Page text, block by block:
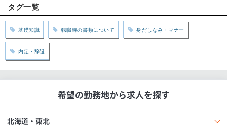
タグ一覧
基礎知識 転職時の書類について 身だしなみ・マナー
内定・辞退
希望の勤務地から求人を探す
北海道・東北